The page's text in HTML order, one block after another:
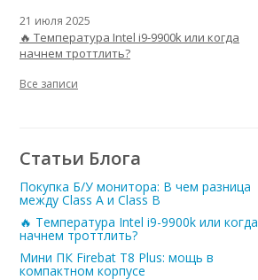
21 июля 2025
🔥 Температура Intel i9-9900k или когда
начнем троттлить?
Все записи
Статьи Блога
Покупка Б/У монитора: В чем разница
между Class A и Class B
🔥 Температура Intel i9-9900k или когда
начнем троттлить?
Мини ПК Firebat T8 Plus: мощь в
компактном корпусе